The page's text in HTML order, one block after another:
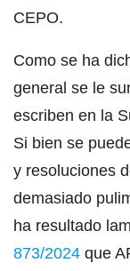
CEPO.
Como se ha
general se le
escriben en la
Si bien se
y resoluciones
demasiado
ha resultado
873/2024 que